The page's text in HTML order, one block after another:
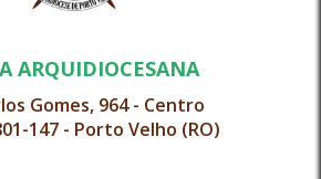
ARQUIDIOCESANA
Gomes, 964 - Centro
147 - Porto Velho (RO)